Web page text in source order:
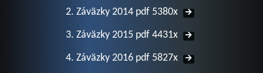
2. Záväzky 2014 pdf 5380x
3. Záväzky 2015 pdf 4431x
4. Záväzky 2016 pdf 5827x